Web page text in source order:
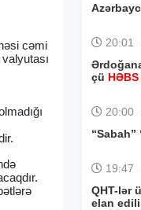
cəmi
20:01
çü HƏBS
20:00
“Sabah”
19:47
QHT-lər
elan